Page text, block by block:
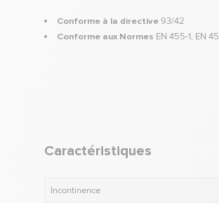
Caractéristiques
Incontinence
Conforme à la directive93/42
Conforme aux Normes EN 455-1, EN